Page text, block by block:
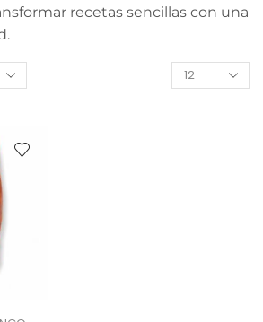
recetas sencillas con una